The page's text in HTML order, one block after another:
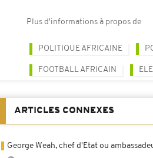
Plus d'informations à propos de
POLITIQUE AFRICAINE
FOOTBALL AFRICAIN
ARTICLES CONNEXES
George Weah, chef d'Etat ou